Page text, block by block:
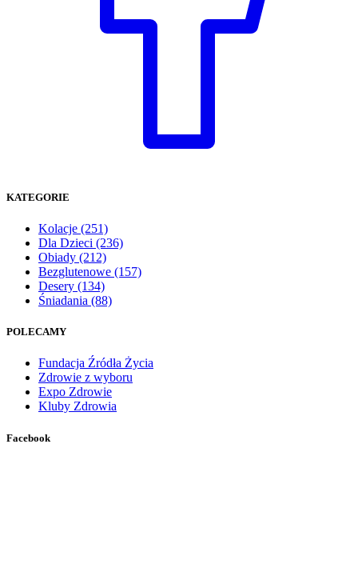
KATEGORIE
Kolacje (251)
Dla Dzieci (236)
Obiady (212)
Bezglutenowe (157)
Desery (134)
Śniadania (88)
POLECAMY
Fundacja Źródła Życia
Zdrowie z wyboru
Expo Zdrowie
Kluby Zdrowia
Facebook